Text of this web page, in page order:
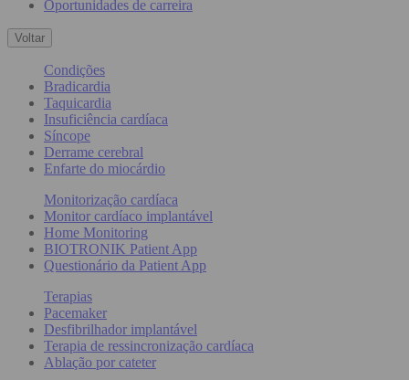
Oportunidades de carreira
Voltar
Condições
Bradicardia
Taquicardia
Insuficiência cardíaca
Síncope
Derrame cerebral
Enfarte do miocárdio
Monitorização cardíaca
Monitor cardíaco implantável
Home Monitoring
BIOTRONIK Patient App
Questionário da Patient App
Terapias
Pacemaker
Desfibrilhador implantável
Terapia de ressincronização cardíaca
Ablação por cateter